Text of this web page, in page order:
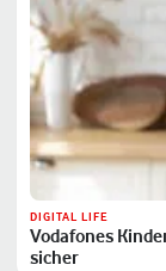
DIGITAL LIFE
Vodafones
sicher